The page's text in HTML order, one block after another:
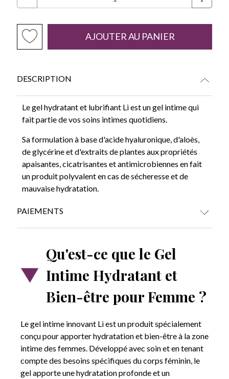
AJOUTER AU PANIER
DESCRIPTION
Le gel hydratant et lubrifiant Lì est un gel intime qui
fait partie de vos soins intimes quotidiens.
Sa formulation à base d'acide hyaluronique, d'aloès,
de glycérine et d'extraits de plantes aux propriétés
apaisantes, cicatrisantes et antimicrobiennes en fait
un produit polyvalent en cas de sécheresse et de
mauvaise hydratation.
PAIEMENTS
PAYPAL (Possibilité de paiement en 3 fois (30-2 000 €) ou jusqu'à 24
fois (60-5 000 €))
TRANSFERT BANCAIRE
Qu'est-ce que le Gel
Intime Hydratant et
Bien-être pour Femme ?
Le gel intime innovant Lì est un produit spécialement
conçu pour apporter hydratation et bien-être à la zone
intime des femmes. Développé avec soin et en tenant
compte des besoins spécifiques du corps féminin, le
gel apporte une hydratation profonde et un